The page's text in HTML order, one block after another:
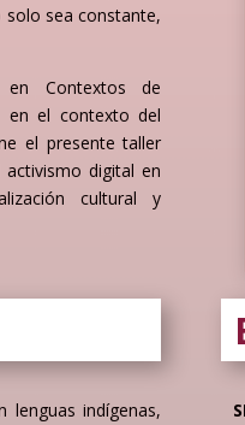
solo sea constante,
Contextos de
en el contexto del
el presente taller
digital en
cultural y
lenguas indígenas,